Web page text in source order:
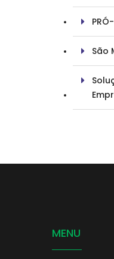
São
MENU